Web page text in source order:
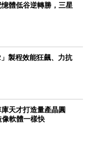
體低谷逆轉勝，三星
製程效能狂飆、力抗
天才打造量產晶圓
軟體一樣快